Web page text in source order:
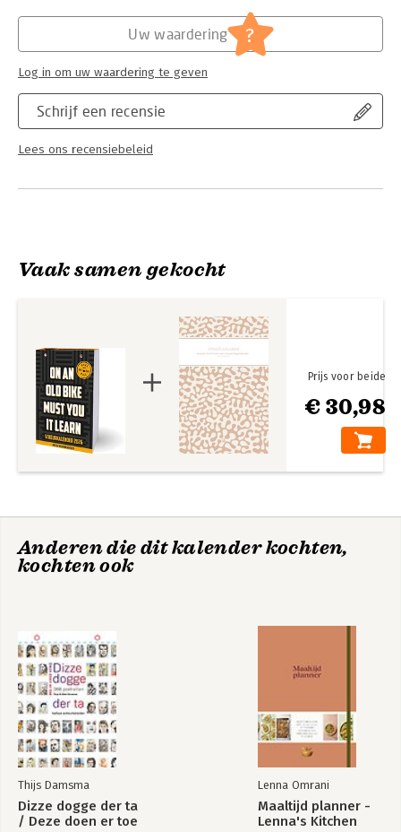
Schrijf een recensie
Lees ons recensiebeleid
Uw waardering ?
Log in om uw waardering te geven
Vaak samen gekocht
€ 30,98
Prijs voor beide
Anderen die dit kalender kochten,
kochten ook
Thijs Damsma
Dizze dogge der ta
/ Deze doen er toe
Lenna Omrani
Maaltijd planner -
Lenna's Kitchen